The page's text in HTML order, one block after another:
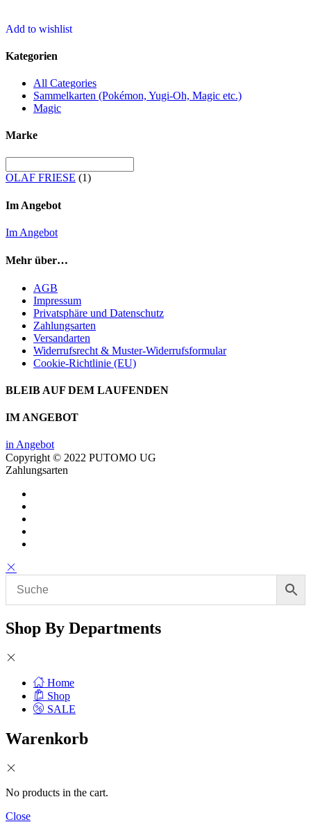
Add to wishlist
Kategorien
All Categories
Sammelkarten (Pokémon, Yugi-Oh, Magic etc.)
Magic
Marke
OLAF FRIESE (1)
Im Angebot
Im Angebot
Mehr über…
AGB
Impressum
Privatsphäre und Datenschutz
Zahlungsarten
Versandarten
Widerrufsrecht & Muster-Widerrufsformular
Cookie-Richtlinie (EU)
BLEIB AUF DEM LAUFENDEN
IM ANGEBOT
in Angebot
Copyright © 2022 PUTOMO UG
Zahlungsarten
Shop By Departments
Home
Shop
SALE
Warenkorb
No products in the cart.
Close